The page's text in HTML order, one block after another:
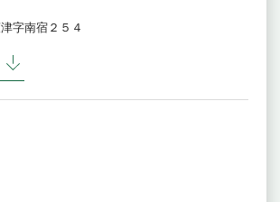
字南宿２５４